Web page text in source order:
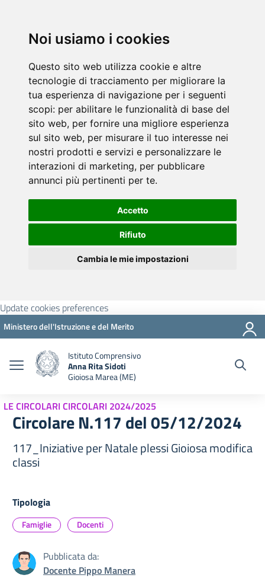
Noi usiamo i cookies
Questo sito web utilizza cookie e altre
tecnologie di tracciamento per migliorare la
tua esperienza di navigazione per i seguenti
scopi: per abilitare le funzionalità di base del
sito web, per fornire una migliore esperienza
sul sito web, per misurare il tuo interesse nei
nostri prodotti e servizi e personalizzare le
interazioni di marketing, per pubblicare
annunci più pertinenti per te.
Accetto
Rifiuto
Cambia le mie impostazioni
Update cookies preferences
Ministero dell'Istruzione e del Merito
Istituto Comprensivo
Anna Rita Sidoti
Gioiosa Marea (ME)
LE CIRCOLARI CIRCOLARI 2024/2025
Circolare N.117 del 05/12/2024
117_Iniziative per Natale plessi Gioiosa modifica
classi
Tipologia
Famiglie Docenti
Pubblicata da:
Docente Pippo Manera